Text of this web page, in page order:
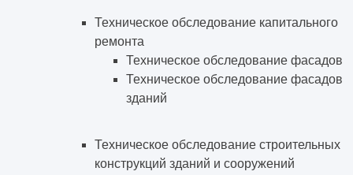
Техническое обследование капитального
ремонта
Техническое обследование фасадов
Техническое обследование фасадов
зданий
Техническое обследование строительных
конструкций зданий и сооружений